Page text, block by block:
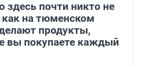
здесь почти никто не
как на тюменском
продукты,
вы покупаете каждый